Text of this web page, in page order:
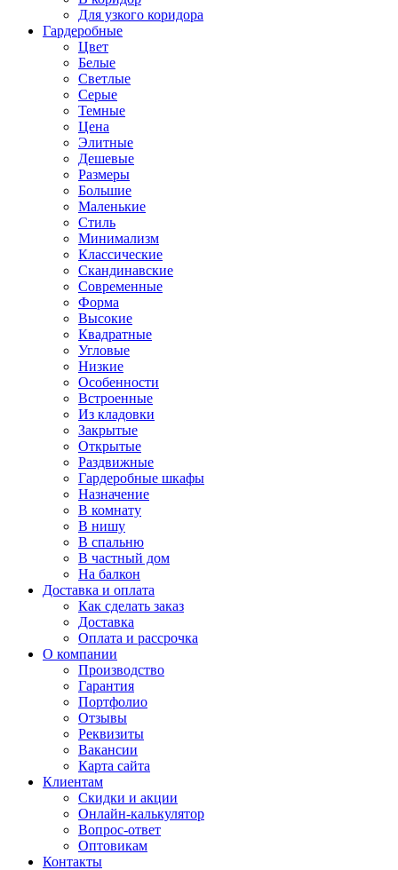
Для узкого коридора
Гардеробные
Цвет
Белые
Светлые
Серые
Темные
Цена
Элитные
Дешевые
Размеры
Большие
Маленькие
Стиль
Минимализм
Классические
Скандинавские
Современные
Форма
Высокие
Квадратные
Угловые
Низкие
Особенности
Встроенные
Из кладовки
Закрытые
Открытые
Раздвижные
Гардеробные шкафы
Назначение
В комнату
В нишу
В спальню
В частный дом
На балкон
Доставка и оплата
Как сделать заказ
Доставка
Оплата и рассрочка
О компании
Производство
Гарантия
Портфолио
Отзывы
Реквизиты
Вакансии
Карта сайта
Клиентам
Скидки и акции
Онлайн-калькулятор
Вопрос-ответ
Оптовикам
Контакты